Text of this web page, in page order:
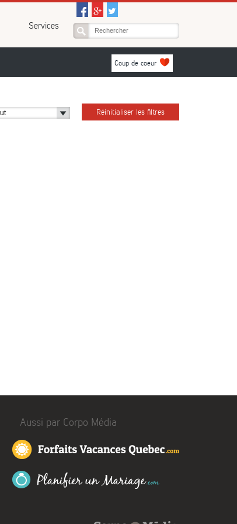
Services
Coup de coeur
Réinitialiser les filtres
Aussi par Corpo Média